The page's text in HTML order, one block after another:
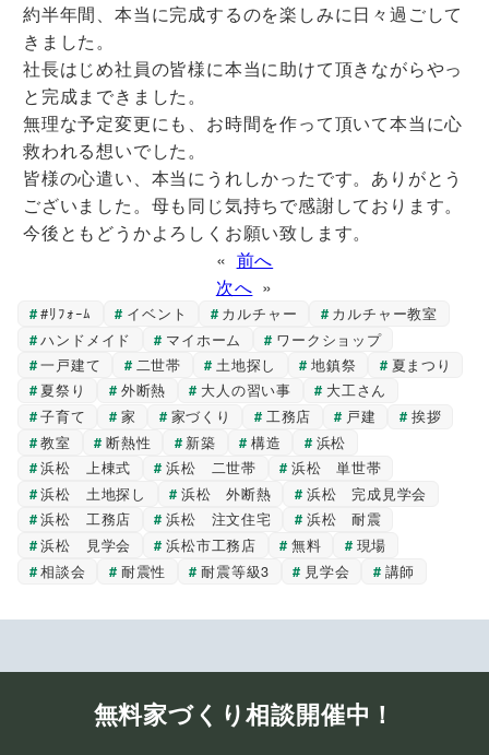
約半年間、本当に完成するのを楽しみに日々過ごして
きました。
社長はじめ社員の皆様に本当に助けて頂きながらやっ
と完成まできました。
無理な予定変更にも、お時間を作って頂いて本当に心
救われる想いでした。
皆様の心遣い、本当にうれしかったです。ありがとう
ございました。母も同じ気持ちで感謝しております。
今後ともどうかよろしくお願い致します。
« 前へ
次へ »
#ﾘﾌｫｰﾑ イベント カルチャー
カルチャー教室
ハンドメイド
マイホーム
ワークショップ
一戸建て
二世帯 土地探し 地鎮祭
夏まつり
夏祭り
外断熱 大人の習い事
大工さん
子育て
家 家づくり 工務店 戸建
挨拶
教室
断熱性 新築 構造
浜松
浜松 上棟式
浜松 二世帯
浜松 単世帯
浜松 土地探し
浜松 外断熱
浜松 完成見学会
浜松 工務店
浜松 注文住宅
浜松 耐震
浜松 見学会
浜松市工務店 無料
現場
相談会
耐震性 耐震等級3 見学会 講師
無料家づくり相談開催中！